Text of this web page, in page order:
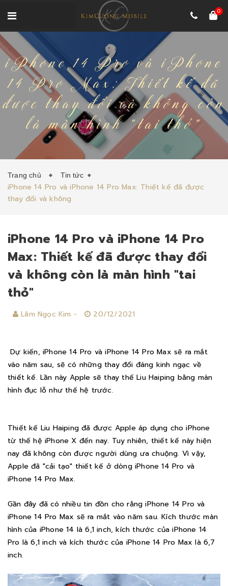
0
iPhone 14 Pro và iPhone
14 Pro Max: Thiết kế đã
được thay đổi và không còn
là màn hình "tai thỏ"
Trang chủ Tin tức
iPhone 14 Pro và iPhone 14 Pro Max: Thiết kế đã được
thay đổi và không
iPhone 14 Pro và iPhone 14 Pro
Max: Thiết kế đã được thay đổi
và không còn là màn hình "tai
thỏ"
Lâm Ngọc Kim - 20/12/2021
Dự kiến, iPhone 14 Pro và iPhone 14 Pro Max sẽ ra mắt
vào năm sau, sẽ có những thay đổi đáng kinh ngạc về
thiết kế. Lần này Apple sẽ thay thế Liu Haiping bằng màn
hình đục lỗ như thế hệ trước.
Thiết kế Liu Haiping đã được Apple áp dụng cho iPhone
từ thế hệ iPhone X đến nay. Tuy nhiên, thiết kế này hiện
nay đã không còn được người dùng ưa chuộng. Vì vậy,
Apple đã "cải tạo" thiết kế ở dòng iPhone 14 Pro và
iPhone 14 Pro Max.
Gần đây đã có nhiều tin đồn cho rằng iPhone 14 Pro và
iPhone 14 Pro Max sẽ ra mắt vào năm sau. Kích thước màn
hình của iPhone 14 là 6,1 inch, kích thước của iPhone 14
Pro là 6,1 inch và kích thước của iPhone 14 Pro Max là 6,7
inch.